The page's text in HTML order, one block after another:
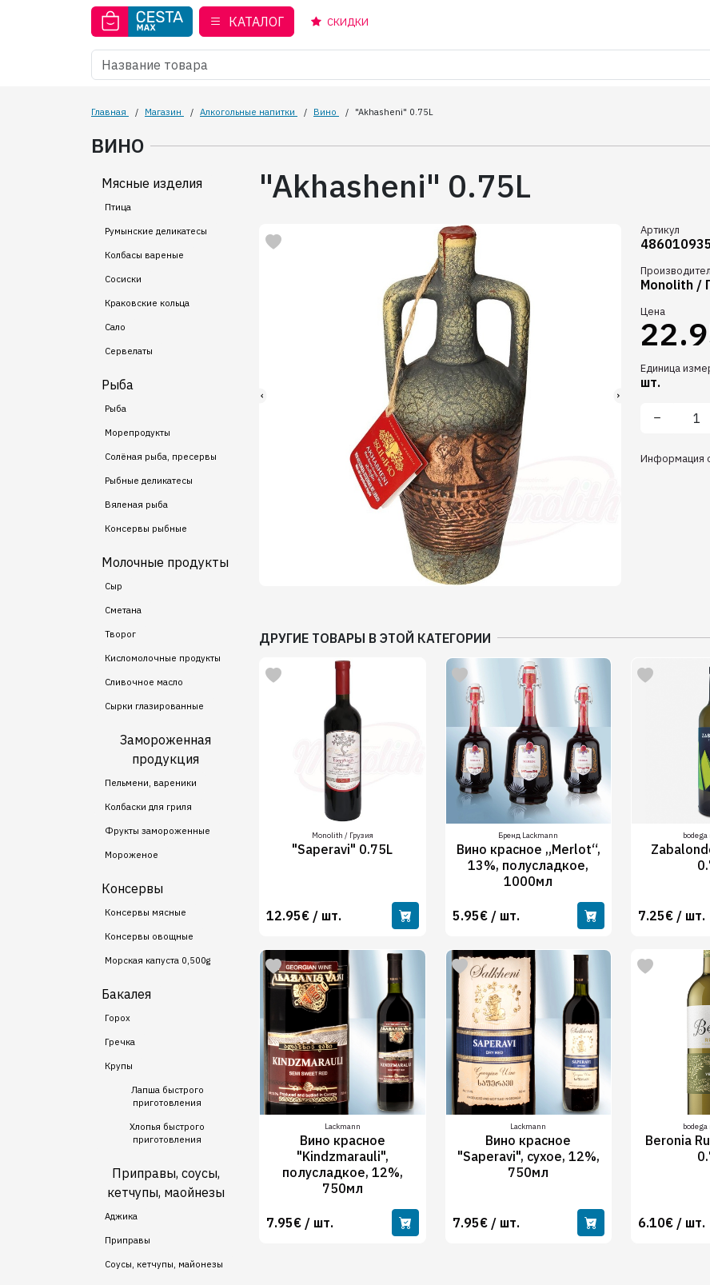
КАТАЛОГ СКИДКИ
Главная / Магазин / Алкогольные напитки / Вино / "Akhasheni" 0.75L
ВИНО
Мясные изделия
Птица
Румынские деликатесы
Колбасы вареные
Сосиски
Краковские кольца
Сало
Сервелаты
Рыба
Рыба
Морепродукты
Солёная рыба, пресервы
Рыбные деликатесы
Вяленая рыба
Консервы рыбные
Молочные продукты
Сыр
Сметана
Творог
Кисломолочные продукты
Сливочное масло
Сырки глазированные
Замороженная
продукция
Пельмени, вареники
Колбаски для гриля
Фрукты замороженные
Мороженое
Консервы
Консервы мясные
Консервы овощные
Морская капуста 0,500g
Бакалея
Горох
Гречка
Крупы
Лапша быстрого
приготовления
Хлопья быстрого
приготовления
Приправы, соусы,
кетчупы, маойнезы
Аджика
Приправы
Соусы, кетчупы, майонезы
"Akhasheni" 0.75L
Артикул
Monolith /
Цена
Единица
шт.
Информация
ДРУГИЕ ТОВАРЫ В ЭТОЙ КАТЕГОРИИ
Monolith / Грузия
"Saperavi" 0.75L
12.95€ / шт.
Бренд Lackmann
Вино красное „Merlot“,
13%, полусладкое,
1000мл
5.95€ / шт. 7.25€ / шт.
Lackmann
Вино красное
"Kindzmarauli",
полусладкое, 12%,
750мл
7.95€ / шт.
Lackmann
Вино красное
"Saperavi", сухое, 12%,
750мл
7.95€ / шт.
Beronia
6.10€ / шт.